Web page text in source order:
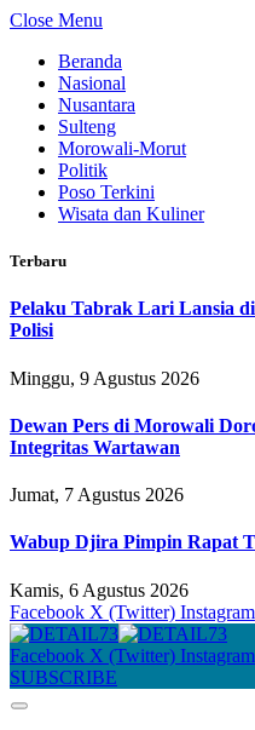
Close Menu
Beranda
Nasional
Nusantara
Sulteng
Morowali-Morut
Politik
Poso Terkini
Wisata dan Kuliner
Terbaru
Pelaku Tabrak Lari Lansia
Polisi
Minggu, 9 Agustus 2026
Dewan Pers di Morowali
Integritas Wartawan
Jumat, 7 Agustus 2026
Wabup Djira Pimpin Rapat
Kamis, 6 Agustus 2026
Facebook X (Twitter) Instagram
Facebook X (Twitter) Instagram
SUBSCRIBE